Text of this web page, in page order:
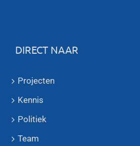
DIRECT NAAR
Projecten
Kennis
Politiek
Team